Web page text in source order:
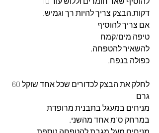
דקות.הבצק צריך להיות רך וגמיש.
אם צריך להוסיף
טיפה מים/קמח
להשאיר להטפחה.
כפולה בנפח.
גרם
מניחים במעגל בתבנית מרופדת
במרחק ס"מ אחד מהשני.